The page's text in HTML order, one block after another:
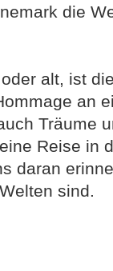
die
alt, ist
an
Träume
Reise in
daran
sind.